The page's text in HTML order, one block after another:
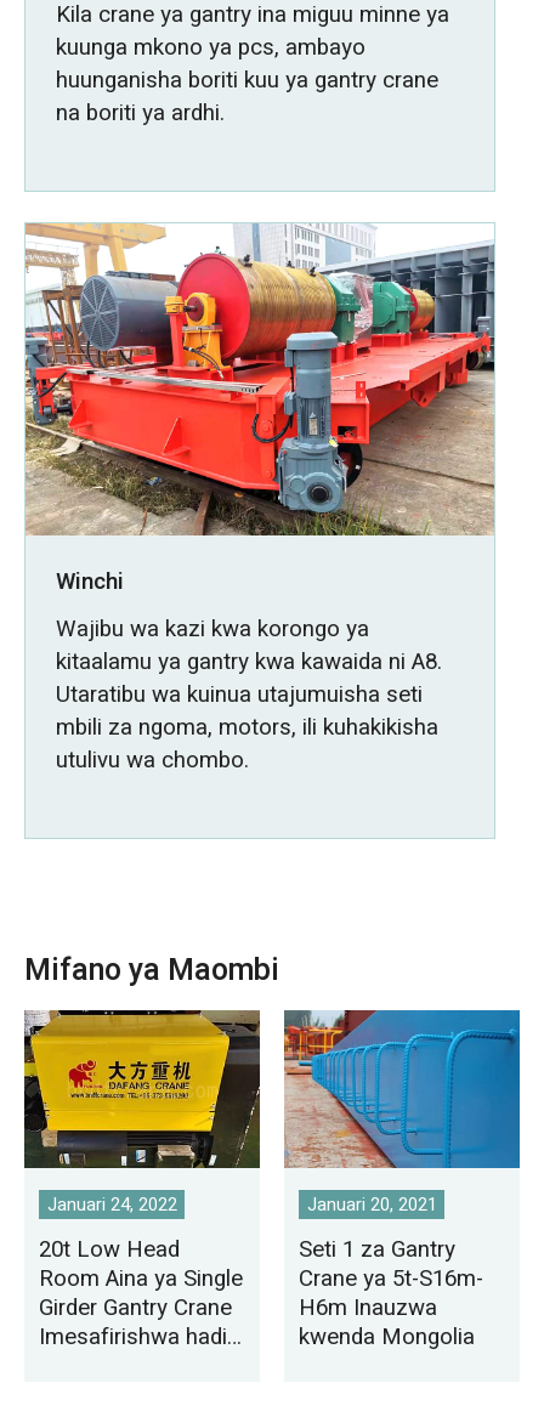
Kila crane ya gantry ina miguu minne ya
kuunga mkono ya pcs, ambayo
huunganisha boriti kuu ya gantry crane
na boriti ya ardhi.
Winchi
Wajibu wa kazi kwa korongo ya
kitaalamu ya gantry kwa kawaida ni A8.
Utaratibu wa kuinua utajumuisha seti
mbili za ngoma, motors, ili kuhakikisha
utulivu wa chombo.
Mifano ya Maombi
Januari 24, 2022
20t Low Head
Room Aina ya Single
Girder Gantry Crane
Imesafirishwa hadi
Januari 20, 2021
Seti 1 za Gantry
Crane ya 5t-S16m-
H6m Inauzwa
kwenda Mongolia